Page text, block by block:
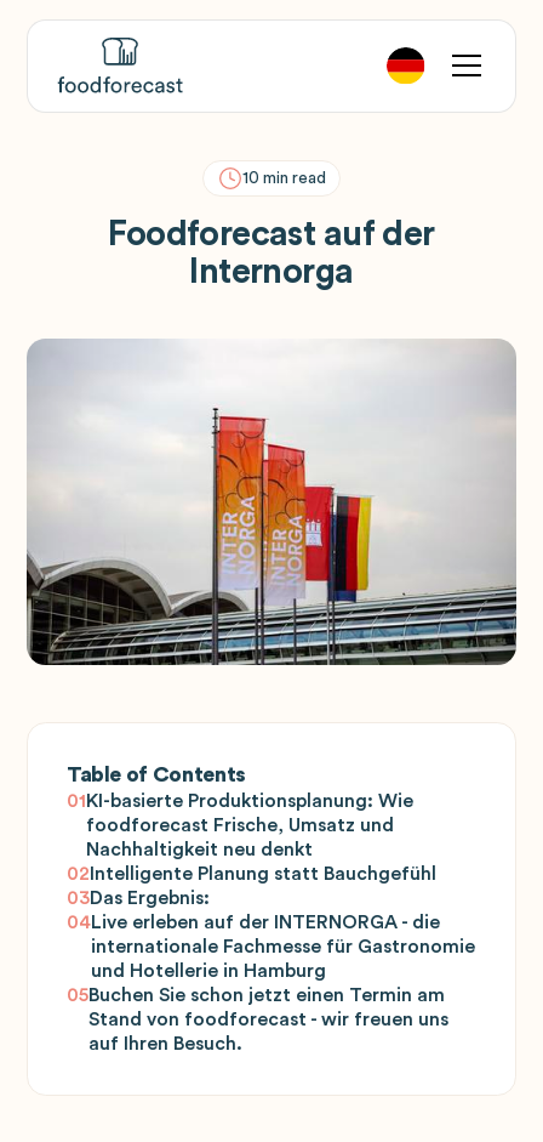
10 min read
Foodforecast auf der
Internorga
Table of Contents
01KI-basierte Produktionsplanung: Wie
foodforecast Frische, Umsatz und
Nachhaltigkeit neu denkt
02 Intelligente Planung statt Bauchgefühl
03Das Ergebnis:
04Live erleben auf der INTERNORGA - die
internationale Fachmesse für Gastronomie
und Hotellerie in Hamburg
05Buchen Sie schon jetzt einen Termin am
Stand von foodforecast - wir freuen uns
auf Ihren Besuch.